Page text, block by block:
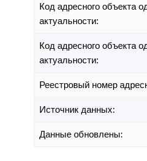
Код адресного объекта
актуальности:
Код адресного объекта
актуальности:
Реестровый номер
Источник данных:
Данные обновлены: